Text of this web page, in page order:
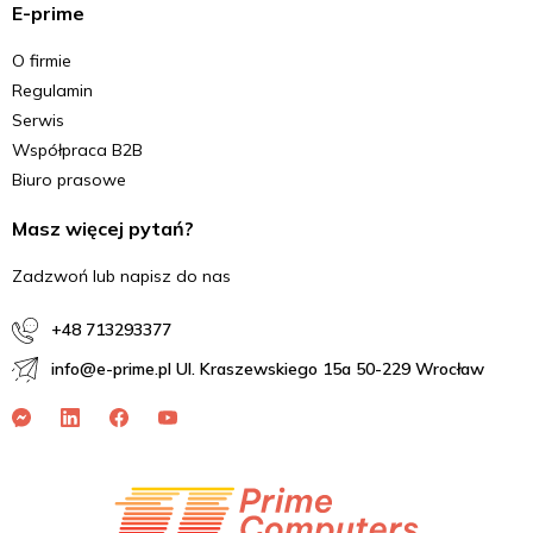
E-prime
O firmie
Regulamin
Serwis
Współpraca B2B
Biuro prasowe
Masz więcej pytań?
Zadzwoń lub napisz do nas
+48 713293377
info@e-prime.pl Ul. Kraszewskiego 15a 50-229 Wrocław